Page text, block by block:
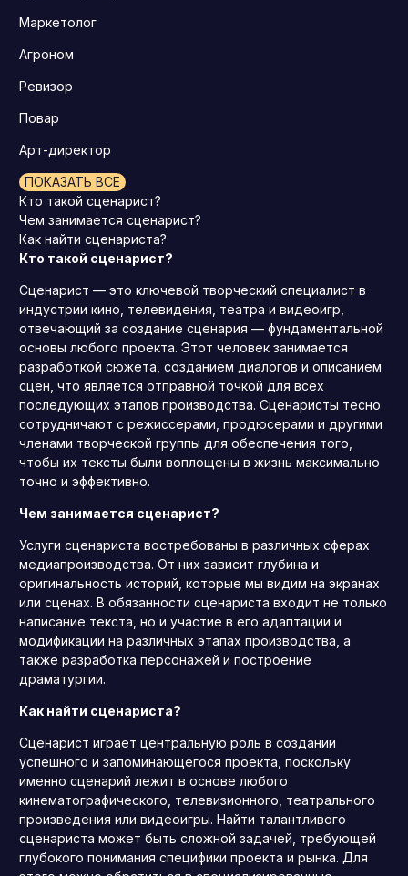
Маркетолог
Агроном
Ревизор
Повар
Арт-директор
ПОКАЗАТЬ ВСЕ
Кто такой сценарист?
Чем занимается сценарист?
Как найти сценариста?
Кто такой сценарист?
Сценарист — это ключевой творческий специалист в
индустрии кино, телевидения, театра и видеоигр,
отвечающий за создание сценария — фундаментальной
основы любого проекта. Этот человек занимается
разработкой сюжета, созданием диалогов и описанием
сцен, что является отправной точкой для всех
последующих этапов производства. Сценаристы тесно
сотрудничают с режиссерами, продюсерами и другими
членами творческой группы для обеспечения того,
чтобы их тексты были воплощены в жизнь максимально
точно и эффективно.
Чем занимается сценарист?
Услуги сценариста востребованы в различных сферах
медиапроизводства. От них зависит глубина и
оригинальность историй, которые мы видим на экранах
или сценах. В обязанности сценариста входит не только
написание текста, но и участие в его адаптации и
модификации на различных этапах производства, а
также разработка персонажей и построение
драматургии.
Как найти сценариста?
Сценарист играет центральную роль в создании
успешного и запоминающегося проекта, поскольку
именно сценарий лежит в основе любого
кинематографического, телевизионного, театрального
произведения или видеоигры. Найти талантливого
сценариста может быть сложной задачей, требующей
глубокого понимания специфики проекта и рынка. Для